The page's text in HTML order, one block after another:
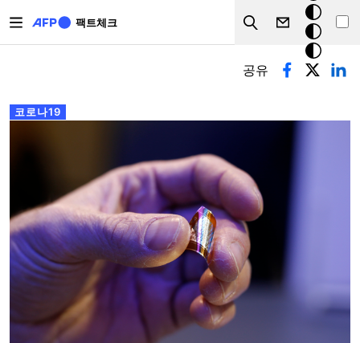
팩트체크
Search
크
모
드
기본탭
코로나19
공유